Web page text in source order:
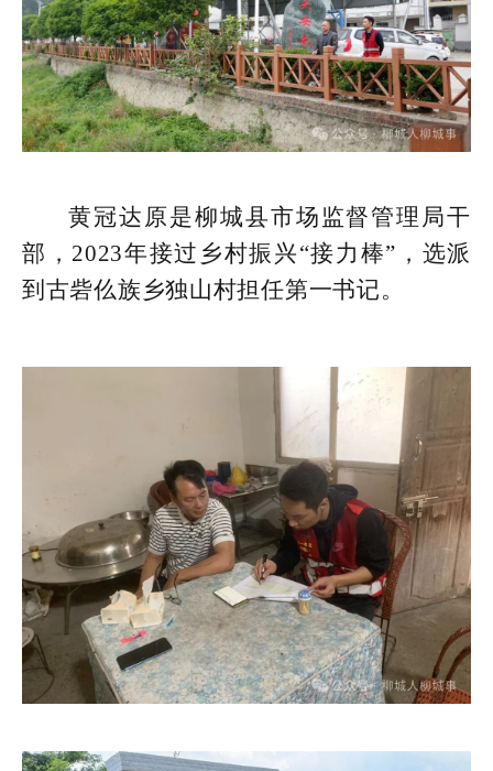
黄冠达原是柳城县市场监督管理局干
部，2023年接过乡村振兴“接力棒”，选派
到古砦仫族乡独山村担任第一书记。